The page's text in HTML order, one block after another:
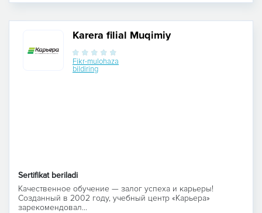
Karera filial Muqimiy
Fikr-mulohaza
bildiring
Sertifikat beriladi
Качественное обучение — залог успеха и карьеры!
Созданный в 2002 году, учебный центр «Карьера»
зарекомендовал...